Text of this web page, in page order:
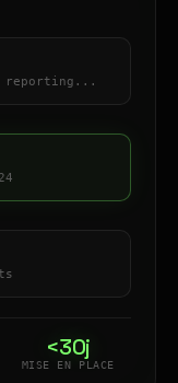
reporting...
<30j
MISE EN PLACE